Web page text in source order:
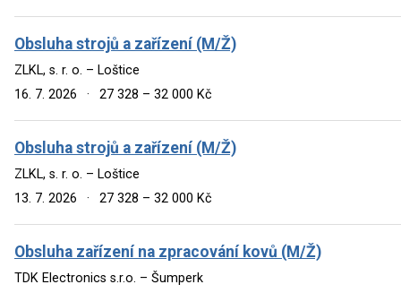
Obsluha strojů a zařízení (M/Ž)
ZLKL, s. r. o. – Loštice
16. 7. 2026
· 27 328 – 32 000 Kč
Obsluha strojů a zařízení (M/Ž)
ZLKL, s. r. o. – Loštice
13. 7. 2026
· 27 328 – 32 000 Kč
Obsluha zařízení na zpracování kovů (M/Ž)
TDK Electronics s.r.o. – Šumperk